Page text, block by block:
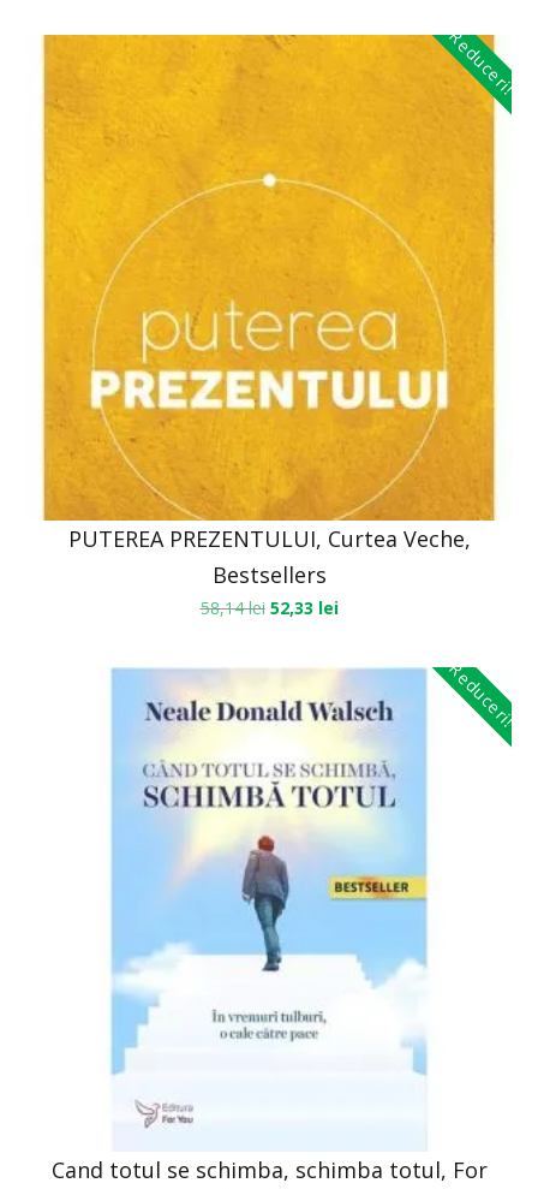
Reduceri!
PUTEREA PREZENTULUI, Curtea Veche,
Bestsellers
58,14lei 52,33 lei
Reduceri!
Cand totul se schimba, schimba totul, For